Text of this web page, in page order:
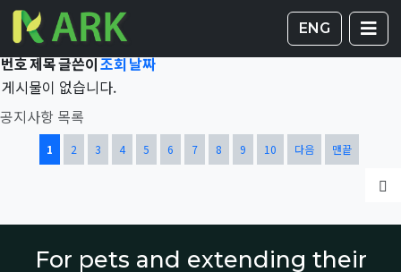
ENG
Total 43,229건1 페이지 게시판
공지사항 목록
번호제목글쓴이조회날짜
게시물이 없습니다.
열린
1 페이지
2
페이지3페이지4
페이지5페이지6
페이지7
페이지8
페이지9
페이지10
페이지 다음 맨끝
For pets and extending their